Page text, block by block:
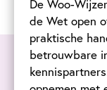
De Woo-
de Wet open
praktische
betrouwbare